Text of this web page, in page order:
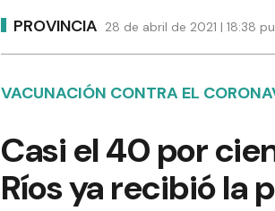
PROVINCIA 28 de abril de 2021 | 18:38
VACUNACIÓN CONTRA EL
Casi el 40 por
Ríos ya recibió la